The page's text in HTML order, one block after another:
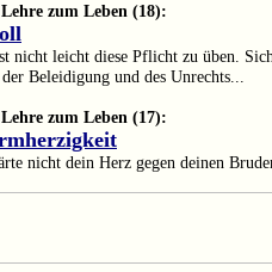
zum Leben (18):
nicht leicht diese Pflicht zu üben.
Beleidigung und des Unrechts...
zum Leben (17):
nicht dein Herz gegen deinen